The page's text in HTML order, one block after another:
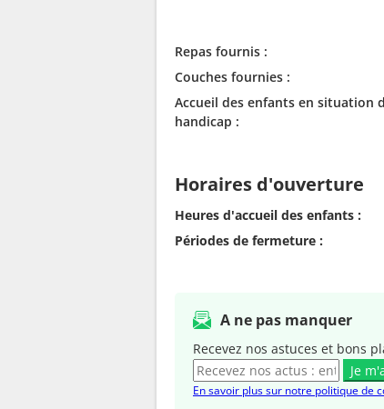
Repas fournis :
Couches fournies :
Accueil des enfants en situation
handicap :
Horaires d'ouverture
Heures d'accueil des enfants :
Périodes de fermeture :
A ne pas manquer
Recevez nos astuces et bons
Je
En savoir plus sur notre politique de